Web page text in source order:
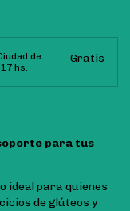
de
hs.
Gratis
para tus
ideal para quienes
de glúteos y